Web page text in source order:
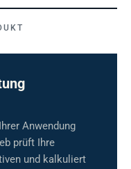
Anwendung
prüft Ihre
und kalkuliert